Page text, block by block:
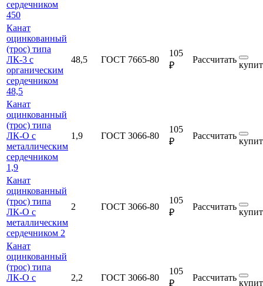
сердечником
450
Канат
оцинкованный
(трос) типа
ЛК-3 с
органическим
сердечником
48,5
48,5 ГОСТ 7665-80
105
₽
Рассчитать
Канат
оцинкованный
(трос) типа
ЛК-О с
металлическим
сердечником
1,9
1,9 ГОСТ 3066-80
105
₽
Рассчитать
Канат
оцинкованный
(трос) типа
ЛК-О с
металлическим
сердечником 2
2 ГОСТ 3066-80
105
₽
Рассчитать
Канат
оцинкованный
(трос) типа
ЛК-О с
2,2 ГОСТ 3066-80
105
₽
Рассчитать